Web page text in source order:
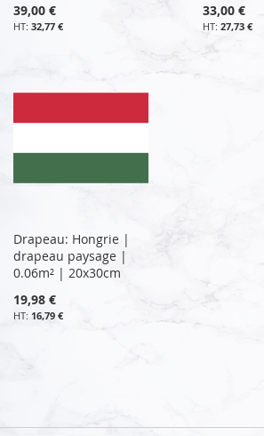
39,00 €
32,77 €
33,00 €
27,73 €
Drapeau: Hongrie |
drapeau paysage |
0.06m² | 20x30cm
19,98 €
16,79 €